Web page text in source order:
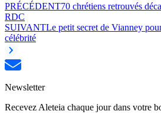
PRÉCÉDENT70 chrétiens retrouvés
RDC
SUIVANTLe petit secret de Vianney
célébrité
Newsletter
Recevez Aleteia chaque jour dans votre